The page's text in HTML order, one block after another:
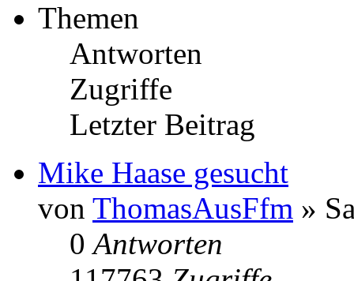
Themen
Antworten
Zugriffe
Letzter Beitrag
Mike Haase gesucht
von ThomasAusFfm »
0Antworten